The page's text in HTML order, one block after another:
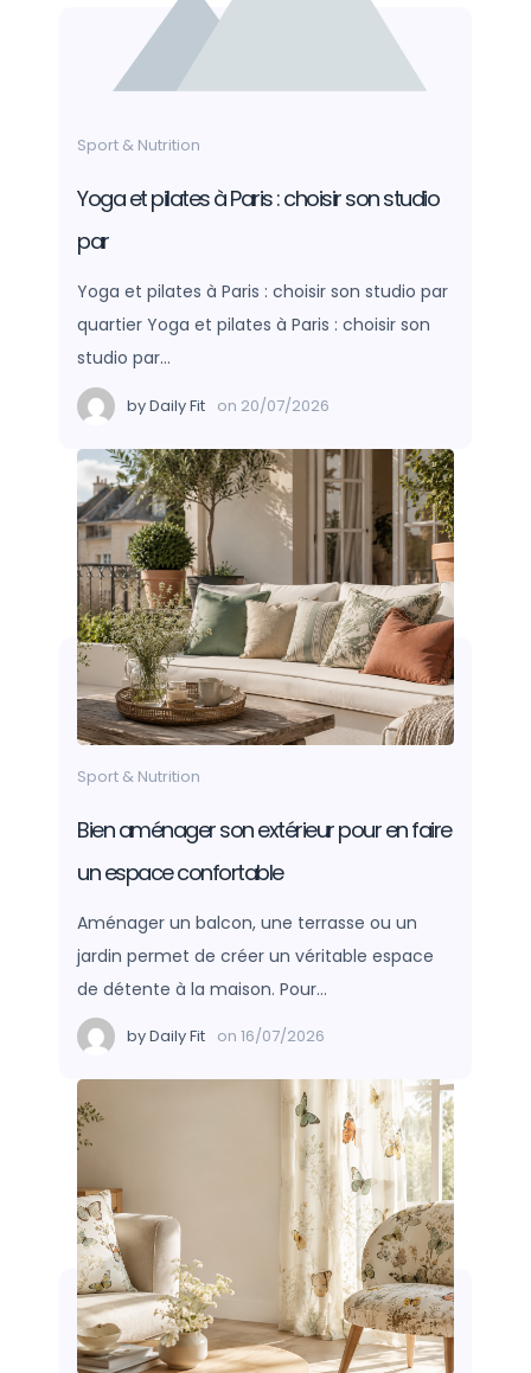
Sport & Nutrition
Yoga et pilates à Paris : choisir son studio
par
Yoga et pilates à Paris : choisir son studio par
quartier Yoga et pilates à Paris : choisir son
studio par…
byDaily Fit on 20/07/2026
Sport & Nutrition
Bien aménager son extérieur pour en faire
un espace confortable
Aménager un balcon, une terrasse ou un
jardin permet de créer un véritable espace
de détente à la maison. Pour…
byDaily Fit on 16/07/2026